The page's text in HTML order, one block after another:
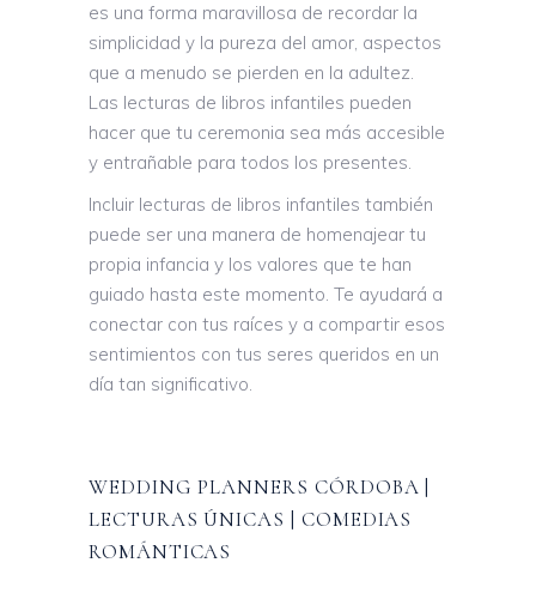
es una forma maravillosa de recordar la
simplicidad y la pureza del amor, aspectos
que a menudo se pierden en la adultez.
Las lecturas de libros infantiles pueden
hacer que tu ceremonia sea más accesible
y entrañable para todos los presentes.
Incluir lecturas de libros infantiles también
puede ser una manera de homenajear tu
propia infancia y los valores que te han
guiado hasta este momento. Te ayudará a
conectar con tus raíces y a compartir esos
sentimientos con tus seres queridos en un
día tan significativo.
WEDDING PLANNERS CÓRDOBA |
LECTURAS ÚNICAS | COMEDIAS
ROMÁNTICAS